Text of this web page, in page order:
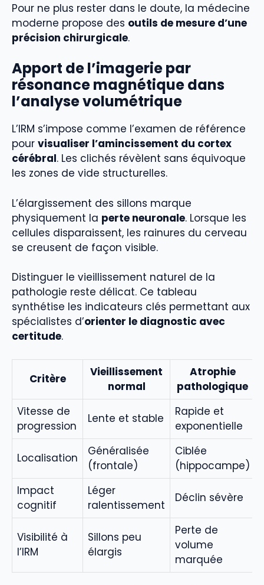
Pour ne plus rester dans le doute, la médecine
moderne propose des outils de mesure d’une
précision chirurgicale.
Apport de l’imagerie par
résonance magnétique dans
l’analyse volumétrique
L’IRM s’impose comme l’examen de référence
pour visualiser l’amincissement du cortex
cérébral. Les clichés révèlent sans équivoque
les zones de vide structurelles.
L’élargissement des sillons marque
physiquement la perte neuronale. Lorsque les
cellules disparaissent, les rainures du cerveau
se creusent de façon visible.
Distinguer le vieillissement naturel de la
pathologie reste délicat. Ce tableau
synthétise les indicateurs clés permettant aux
spécialistes d’orienter le diagnostic avec
certitude.
Critère
Vieillissement
normal
Atrophie
pathologique
Vitesse de
progression
Lente et stable
Rapide et
exponentielle
Localisation
Généralisée
(frontale)
Ciblée
(hippocampe)
Impact
cognitif
Léger
ralentissement
Déclin sévère
Visibilité à
l’IRM
Sillons peu
élargis
Perte de
volume
marquée